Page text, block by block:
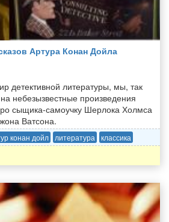
Артура Конан Дойла
детективной литературы, мы, так
небезызвестные произведения
сыщика-самоучку Шерлока Холмса
Ватсона.
конан дойл литература классика